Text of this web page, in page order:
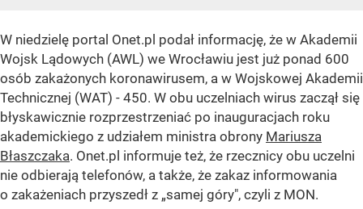
W niedzielę portal Onet.pl podał informację, że w Akademii
Wojsk Lądowych (AWL) we Wrocławiu jest już ponad 600
osób zakażonych koronawirusem, a w Wojskowej Akademii
Technicznej (WAT) - 450. W obu uczelniach wirus zaczął się
błyskawicznie rozprzestrzeniać po inauguracjach roku
akademickiego z udziałem ministra obrony Mariusza
Błaszczaka. Onet.pl informuje też, że rzecznicy obu uczelni
nie odbierają telefonów, a także, że zakaz informowania
o zakażeniach przyszedł z „samej góry", czyli z MON.